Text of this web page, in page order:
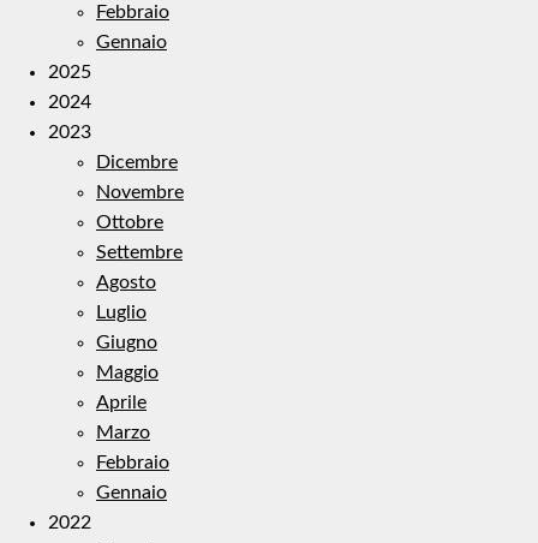
Febbraio
Gennaio
2025
2024
2023
Dicembre
Novembre
Ottobre
Settembre
Agosto
Luglio
Giugno
Maggio
Aprile
Marzo
Febbraio
Gennaio
2022